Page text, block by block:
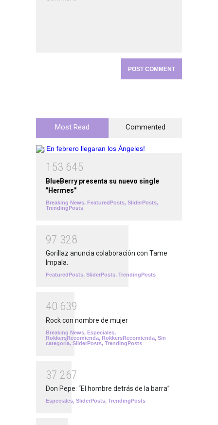
Most Read Commented
1 53 645
BlueBerry presenta su nuevo single
"Hermes"
Breaking News, FeaturedPosts, SliderPosts,
TrendingPosts
97 328
Gorillaz anuncia colaboración con Tame
Impala.
FeaturedPosts, SliderPosts, TrendingPosts
40 639
Rock con nombre de mujer
Breaking News, Especiales,
RokkersRecomienda, RokkersRecomienda, Sin
categoría, SliderPosts, TrendingPosts
37 267
Don Pepe: “El hombre detrás de la barra”
Especiales, SliderPosts, TrendingPosts